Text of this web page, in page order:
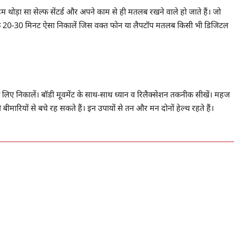
थोड़ा सा सेल्फ सेंटर्ड और अपने काम से ही मतलब रखने वाले हो जाते हैं। जो
30 मिनट ऐसा निकालें जिस वक्त फोन या लैपटॉप मतलब किसी भी डिजिटल
निकालें। बॉडी मूवमेंट के साथ-साथ ध्यान व रिलैक्सेशन तकनीक सीखें। महज
से बचे रह सकते हैं। इन उपायों से तन और मन दोनों हेल्थ रहते हैं।